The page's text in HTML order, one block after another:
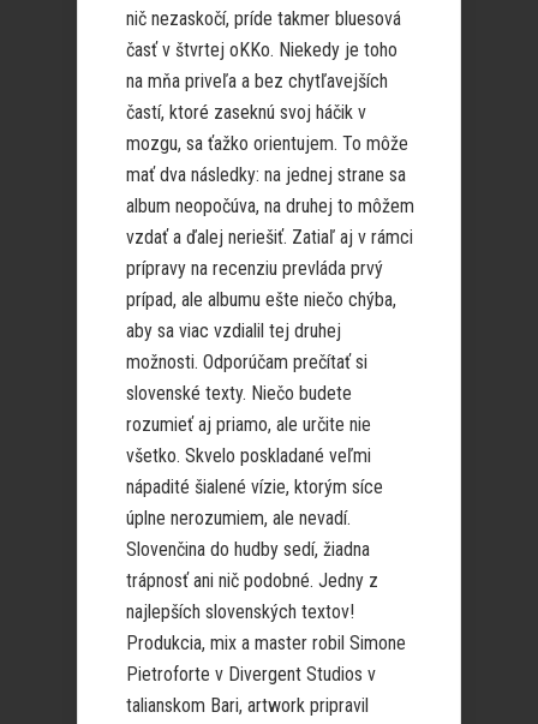
nič nezaskočí, príde takmer bluesová
časť v štvrtej oKKo. Niekedy je toho
na mňa priveľa a bez chytľavejších
častí, ktoré zaseknú svoj háčik v
mozgu, sa ťažko orientujem. To môže
mať dva následky: na jednej strane sa
album neopočúva, na druhej to môžem
vzdať a ďalej neriešiť. Zatiaľ aj v rámci
prípravy na recenziu prevláda prvý
prípad, ale albumu ešte niečo chýba,
aby sa viac vzdialil tej druhej
možnosti. Odporúčam prečítať si
slovenské texty. Niečo budete
rozumieť aj priamo, ale určite nie
všetko. Skvelo poskladané veľmi
nápadité šialené vízie, ktorým síce
úplne nerozumiem, ale nevadí.
Slovenčina do hudby sedí, žiadna
trápnosť ani nič podobné. Jedny z
najlepších slovenských textov!
Produkcia, mix a master robil Simone
Pietroforte v Divergent Studios v
talianskom Bari, artwork pripravil